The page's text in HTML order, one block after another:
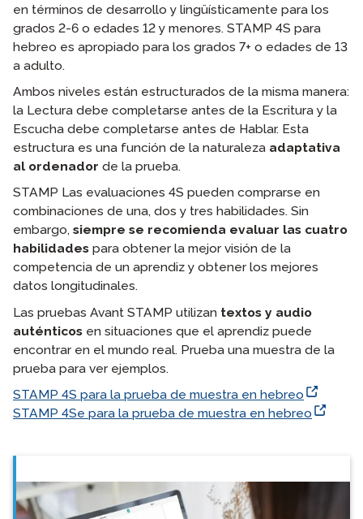
en términos de desarrollo y lingüísticamente para los
grados 2-6 o edades 12 y menores. STAMP 4S para
hebreo es apropiado para los grados 7+ o edades de 13
a adulto.
Ambos niveles están estructurados de la misma manera:
la Lectura debe completarse antes de la Escritura y la
Escucha debe completarse antes de Hablar. Esta
estructura es una función de la naturaleza adaptativa
al ordenador de la prueba.
STAMP Las evaluaciones 4S pueden comprarse en
combinaciones de una, dos y tres habilidades. Sin
embargo, siempre se recomienda evaluar las cuatro
habilidades para obtener la mejor visión de la
competencia de un aprendiz y obtener los mejores
datos longitudinales.
Las pruebas Avant STAMP utilizan textos y audio
auténticos en situaciones que el aprendiz puede
encontrar en el mundo real. Prueba una muestra de la
prueba para ver ejemplos.
STAMP 4S para la prueba de muestra en hebreo
STAMP 4Se para la prueba de muestra en hebreo